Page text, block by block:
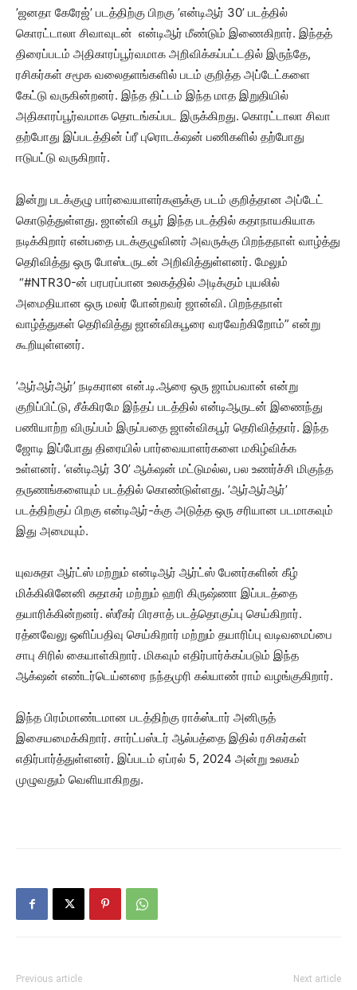
’ஜனதா கேரேஜ்’ படத்திற்கு பிறகு ’என்டிஆர் 30’ படத்தில்
கொரட்டாலா சிவாவுடன் என்டிஆர் மீண்டும் இணைகிறார். இந்தத்
திரைப்படம் அதிகாரப்பூர்வமாக அறிவிக்கப்பட்டதில் இருந்தே,
ரசிகர்கள் சமூக வலைதளங்களில் படம் குறித்த அப்டேட்களை
கேட்டு வருகின்றனர். இந்த திட்டம் இந்த மாத இறுதியில்
அதிகாரப்பூர்வமாக தொடங்கப்பட இருக்கிறது. கொரட்டாலா சிவா
தற்போது இப்படத்தின் ப்ரீ புரொடக்‌ஷன் பணிகளில் தற்போது
ஈடுபட்டு வருகிறார்.
இன்று படக்குழு பார்வையாளர்களுக்கு படம் குறித்தான அப்டேட்
கொடுத்துள்ளது. ஜான்வி கபூர் இந்த படத்தில் கதாநாயகியாக
நடிக்கிறார் என்பதை படக்குழுவினர் அவருக்கு பிறந்தநாள் வாழ்த்து
தெரிவித்து ஒரு போஸ்டருடன் அறிவித்துள்ளனர். மேலும்
“#NTR30-ன் பரபரப்பான உலகத்தில் அடிக்கும் புயலில்
அமைதியான ஒரு மலர் போன்றவர் ஜான்வி. பிறந்தநாள்
வாழ்த்துகள் தெரிவித்து ஜான்விகபூரை வரவேற்கிறோம்” என்று
கூறியுள்ளனர்.
’ஆர்ஆர்ஆர்’ நடிகரான என்.டி.ஆரை ஒரு ஜாம்பவான் என்று
குறிப்பிட்டு, சீக்கிரமே இந்தப் படத்தில் என்டிஆருடன் இணைந்து
பணியாற்ற விருப்பம் இருப்பதை ஜான்விகபூர் தெரிவித்தார். இந்த
ஜோடி இப்போது திரையில் பார்வையாளர்களை மகிழ்விக்க
உள்ளனர். ‘என்டிஆர் 30’ ஆக்‌ஷன் மட்டுமல்ல, பல உணர்ச்சி மிகுந்த
தருணங்களையும் படத்தில் கொண்டுள்ளது. ’ஆர்ஆர்ஆர்’
படத்திற்குப் பிறகு என்டிஆர்-க்கு அடுத்த ஒரு சரியான படமாகவும்
இது அமையும்.
யுவசுதா ஆர்ட்ஸ் மற்றும் என்டிஆர் ஆர்ட்ஸ் பேனர்களின் கீழ்
மிக்கிலினேனி சுதாகர் மற்றும் ஹரி கிருஷ்ணா இப்படத்தை
தயாரிக்கின்றனர். ஸ்ரீகர் பிரசாத் படத்தொகுப்பு செய்கிறார்.
ரத்னவேலு ஒளிப்பதிவு செய்கிறார் மற்றும் தயாரிப்பு வடிவமைப்பை
சாபு சிரில் கையாள்கிறார். மிகவும் எதிர்பார்க்கப்படும் இந்த
ஆக்‌ஷன் எண்டர்டெய்னரை நந்தமுரி கல்யாண் ராம் வழங்குகிறார்.
இந்த பிரம்மாண்டமான படத்திற்கு ராக்ஸ்டார் அனிருத்
இசையமைக்கிறார். சார்ட்பஸ்டர் ஆல்பத்தை இதில் ரசிகர்கள்
எதிர்பார்த்துள்ளனர். இப்படம் ஏப்ரல் 5, 2024 அன்று உலகம்
முழுவதும் வெளியாகிறது.
Previous article Next article